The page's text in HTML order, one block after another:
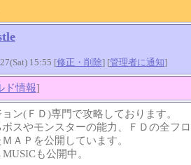
15:55 [修正・削除] [管理者に通知]
ド情報]
ン(ＦＤ)専門で攻略しております。
ボスやモンスターの能力、ＦＤの全フ
ＡＰを公開しています。
も公開中。